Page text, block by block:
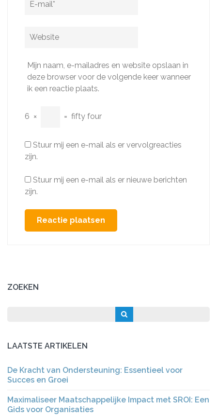
Website
Mijn naam, e-mailadres en website opslaan in
deze browser voor de volgende keer wanneer
ik een reactie plaats.
6 × = fifty four
Stuur mij een e-mail als er vervolgreacties
zijn.
Stuur mij een e-mail als er nieuwe berichten
zijn.
ZOEKEN
LAATSTE ARTIKELEN
De Kracht van Ondersteuning: Essentieel voor
Succes en Groei
Maximaliseer Maatschappelijke Impact met SROI: Een
Gids voor Organisaties